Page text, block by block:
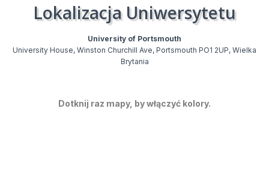
Lokalizacja Uniwersytetu
University of Portsmouth
University House, Winston Churchill Ave, Portsmouth PO1 2UP, Wielka
Brytania
Dotknij raz mapy, by włączyć kolory.